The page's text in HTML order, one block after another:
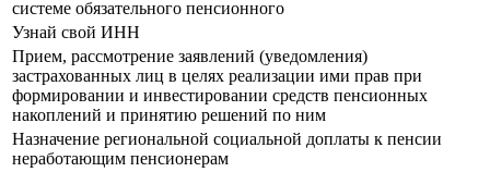
системе обязательного пенсионного
Узнай свой ИНН
Прием, рассмотрение заявлений (уведомления)
застрахованных лиц в целях реализации ими прав при
формировании и инвестировании средств пенсионных
накоплений и принятию решений по ним
Назначение региональной социальной доплаты к пенсии
неработающим пенсионерам